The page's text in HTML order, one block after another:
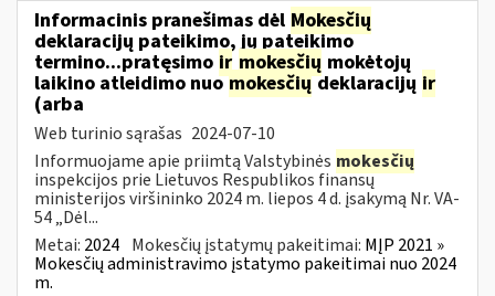
Informacinis pranešimas dėl Mokesčių
deklaracijų pateikimo, jų pateikimo
termino...pratęsimo ir mokesčių mokėtojų
laikino atleidimo nuomokesčiųdeklaracijų ir
(arba
Web turinio sąrašas 2024-07-10
Informuojame apie priimtą Valstybinės mokesčių
inspekcijos prie Lietuvos Respublikos finansų
ministerijos viršininko 2024 m. liepos 4 d. įsakymą Nr. VA-
54 „Dėl...
Metai: 2024 Mokesčių įstatymų pakeitimai: MĮP 2021 »
Mokesčių administravimo įstatymo pakeitimai nuo 2024
m.